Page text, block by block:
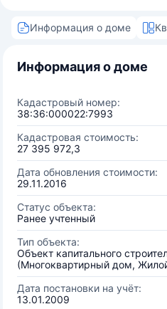
Информация о доме
Информация о доме
Кадастровый номер:
38:36:000022:7993
Кадастровая стоимость:
27 395 972,3
Дата обновления стоимости:
29.11.2016
Статус объекта:
Ранее учтенный
Тип объекта:
Объект капитального
(Многоквартирный дом,
Дата постановки на учёт:
13.01.2009